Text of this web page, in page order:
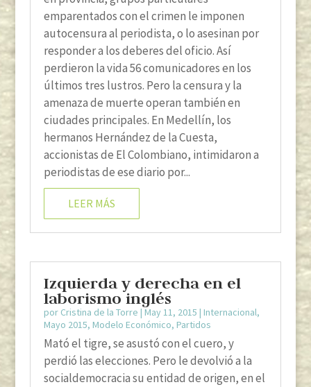
emparentados con el crimen le imponen
autocensura al periodista, o lo asesinan por
responder a los deberes del oficio. Así
perdieron la vida 56 comunicadores en los
últimos tres lustros. Pero la censura y la
amenaza de muerte operan también en
ciudades principales. En Medellín, los
hermanos Hernández de la Cuesta,
accionistas de El Colombiano, intimidaron a
periodistas de ese diario por...
LEER MÁS
Izquierda y derecha en el
laborismo inglés
por Cristina de la Torre | May 11, 2015 | Internacional,
Mayo 2015, Modelo Económico, Partidos
Mató el tigre, se asustó con el cuero, y
perdió las elecciones. Pero le devolvió a la
socialdemocracia su entidad de origen, en el